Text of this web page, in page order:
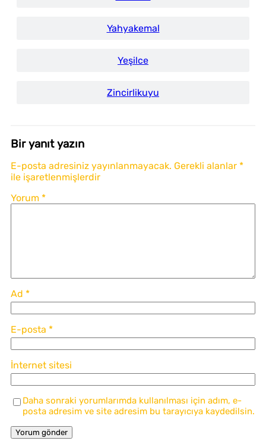
Yahyakemal
Yeşilce
Zincirlikuyu
Bir yanıt yazın
E-posta adresiniz yayınlanmayacak. Gerekli alanlar *
ile işaretlenmişlerdir
Yorum *
Ad *
E-posta *
İnternet sitesi
Daha sonraki yorumlarımda kullanılması için adım, e-
posta adresim ve site adresim bu tarayıcıya kaydedilsin.